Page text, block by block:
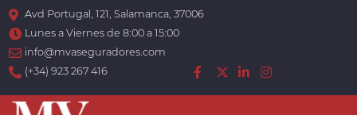
Avd Portugal, 121, Salamanca, 37006
Lunes a Viernes de 8:00 a 15:00
info@mvaseguradores.com
(+34) 923 267 416